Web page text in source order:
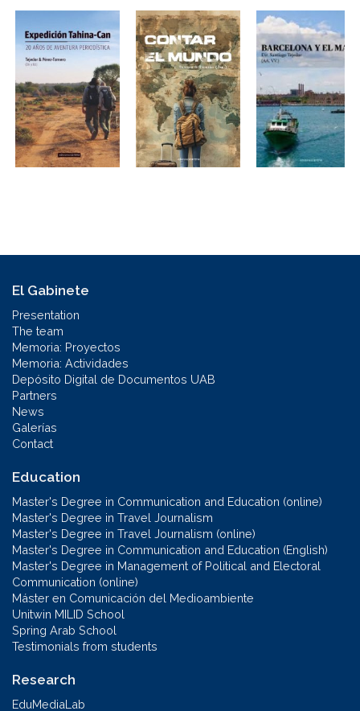
El Gabinete
Presentation
The team
Memoria: Proyectos
Memoria: Actividades
Depósito Digital de Documentos UAB
Partners
News
Galerías
Contact
Education
Master's Degree in Communication and Education (online)
Master's Degree in Travel Journalism
Master's Degree in Travel Journalism (online)
Master's Degree in Communication and Education (English)
Master's Degree in Management of Political and Electoral
Communication (online)
Máster en Comunicación del Medioambiente
Unitwin MILID School
Spring Arab School
Testimonials from students
Research
EduMediaLab